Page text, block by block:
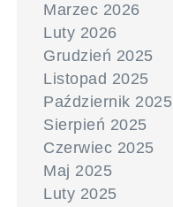
Marzec 2026
Luty 2026
Grudzień 2025
Listopad 2025
Październik 2025
Sierpień 2025
Czerwiec 2025
Maj 2025
Luty 2025